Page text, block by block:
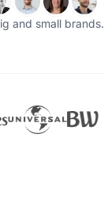
and small brands.